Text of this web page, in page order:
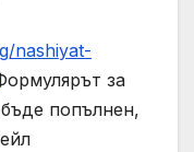
nashiyat-
за
попълнен,